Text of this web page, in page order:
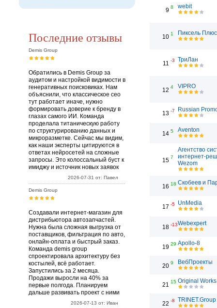
Последние отзывы
Demis Group
Обратились в Demis Group за
аудитом и настройкой видимости в
генеративных поисковиках. Нам
объяснили, что классическое сео
тут работает иначе, нужно
формировать доверие к бренду в
глазах самого ИИ. Команда
проделала титаническую работу
по структурированию данных и
микроразметке. Сейчас мы видим,
как наши эксперты цитируются в
ответах нейросетей на сложные
запросы. Это колоссальный буст к
имиджу и источник новых заявок
2026-07-31 от: Павел
Demis Group
Создавали интернет-магазин для
дистрибьютора автозапчастей.
Нужна была сложная выгрузка от
поставщиков, фильтрация по авто,
онлайн-оплата и быстрый заказ.
Команда demis group
спроектировала архитектуру без
костылей, всё работает.
Запустились за 2 месяца.
Продажи выросли на 40% за
первые полгода. Планируем
дальше развивать проект с ними
2026-07-13 от: Иван
9 8 webit
10 1 Пиксель Плюс
11 -3 ТриЛан
12 4 VIPRO
13 -7 Russian
14 5 Aventon
15 7
Агентство
интернет-
Wezom
16 18 Скобеев и
17 -5 UnMedia
18 -13Webexpert
19 29 Apollo-8
20 9 ВебПроекты
21 15 Original Works
22 -8 TRINET.Group